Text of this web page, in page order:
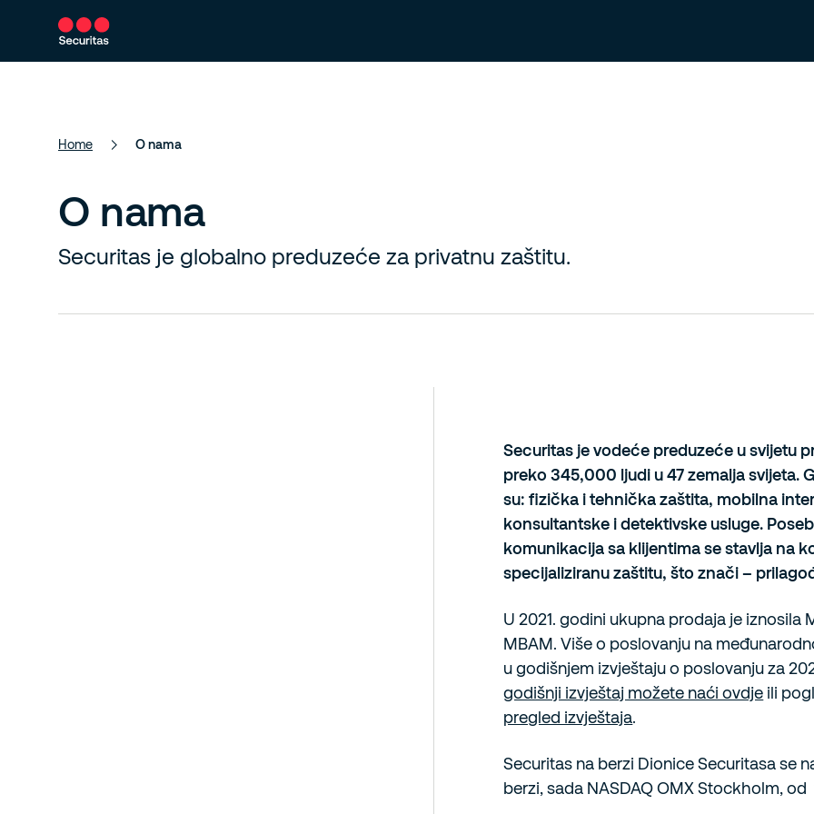
Usluge Naša rješenja O nama Tražite posao? Informacije za zaposlene
Home O nama
O nama
Securitas je globalno preduzeće za privatnu zaštitu.
Securitas je vodeće preduzeće u svijetu
preko 345,000 ljudi u 47 zemalja svijeta.
su: fizička i tehnička zaštita, mobilna
konsultantske i detektivske usluge.
komunikacija sa klijentima se stavlja na
specijaliziranu zaštitu, što znači –
U 2021. godini ukupna prodaja je iznosila
MBAM. Više o poslovanju na
u godišnjem izvještaju o poslovanju za
godišnji izvještaj možete naći ovdje ili
pregled izvještaja.
Securitas na berzi Dionice Securitasa se
berzi, sada NASDAQ OMX Stockholm, od